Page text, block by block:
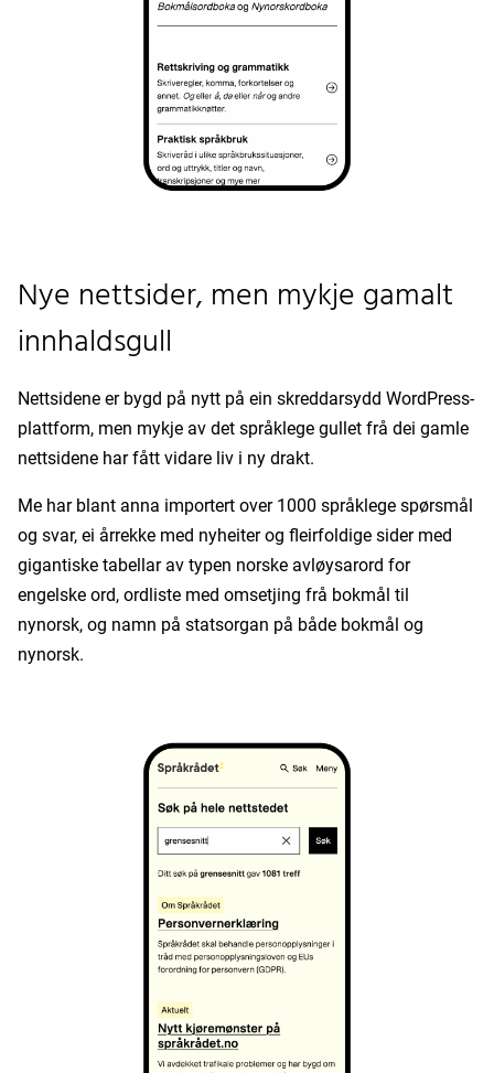
Nye nettsider, men mykje gamalt
innhaldsgull
Nettsidene er bygd på nytt på ein skreddarsydd WordPress-
plattform, men mykje av det språklege gullet frå dei gamle
nettsidene har fått vidare liv i ny drakt.
Me har blant anna importert over 1000 språklege spørsmål
og svar, ei årrekke med nyheiter og fleirfoldige sider med
gigantiske tabellar av typen norske avløysarord for
engelske ord, ordliste med omsetjing frå bokmål til
nynorsk, og namn på statsorgan på både bokmål og
nynorsk.